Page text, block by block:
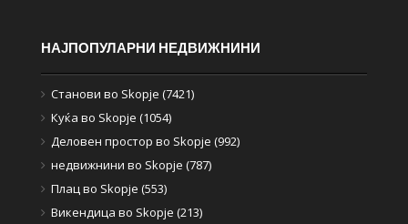
НАЈПОПУЛАРНИ НЕДВИЖНИНИ
Станови во Skopje (7421)
Куќа во Skopje (1054)
Деловен простор во Skopje (992)
недвижнини во Skopje (787)
Плац во Skopje (553)
Викендица во Skopje (213)